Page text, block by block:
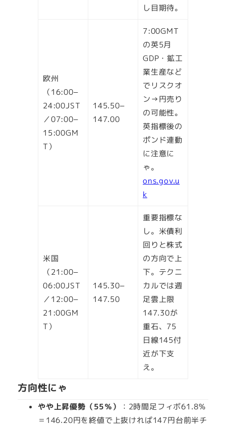
し目期待。
欧州
（16:00–
24:00JST
／07:00–
15:00GM
T）
145.50–
147.00
7:00GMT
の英5月
GDP・鉱工
業生産など
でリスクオ
ン→円売り
の可能性。
英指標後の
ポンド連動
に注意に
ゃ。
ons.gov.u
k
米国
（21:00–
06:00JST
／12:00–
21:00GM
T）
145.30–
147.50
重要指標な
し。米債利
回りと株式
の方向で上
下。テクニ
カルでは週
足雲上限
147.30が
重石、75
日線145付
近が下支
え。
方向性にゃ
やや上昇優勢（55％）
：2時間足フィボ61.8％
＝146.20円を終値で上抜ければ147円台前半チ